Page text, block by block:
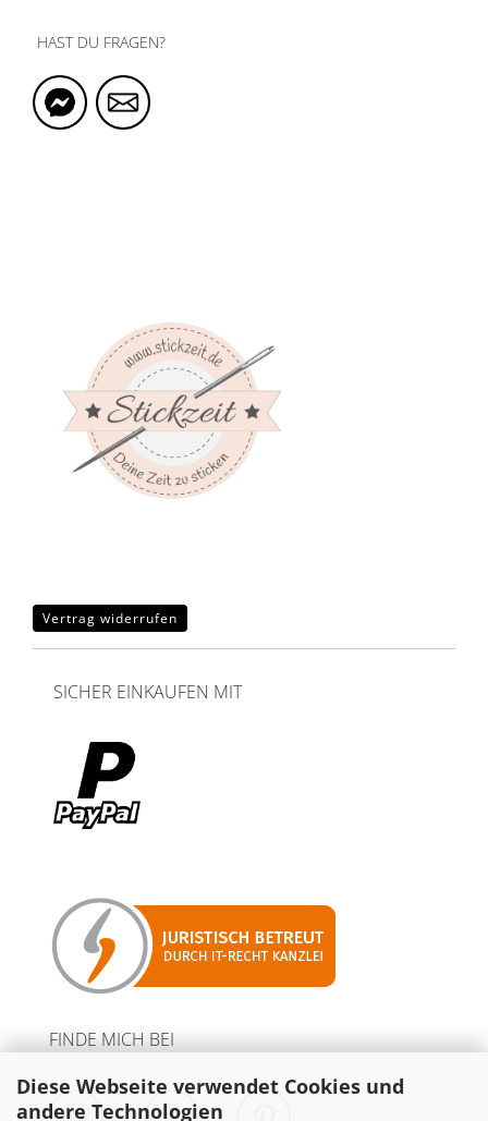
Diese Webseite verwendet Cookies und
andere Technologien
HAST DU FRAGEN?
Vertrag widerrufen
SICHER EINKAUFEN MIT
FINDE MICH BEI